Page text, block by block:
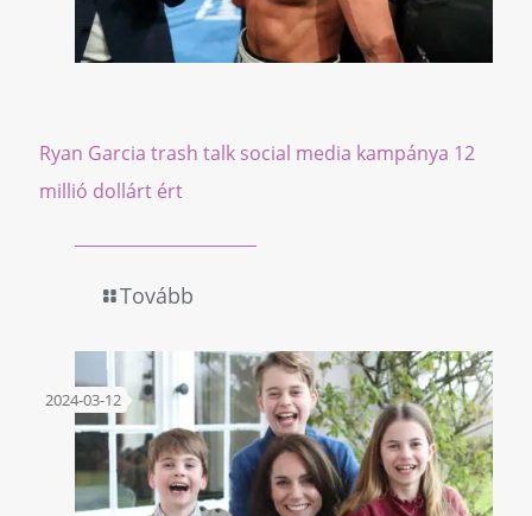
Ryan Garcia trash talk social media kampánya 12
millió dollárt ért
Tovább
2024-03-12